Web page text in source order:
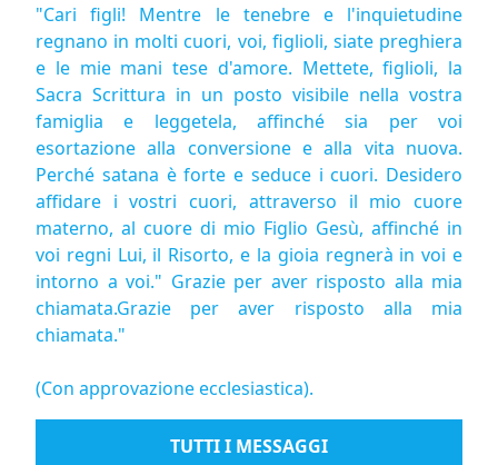
"Cari figli! Mentre le tenebre e l'inquietudine
regnano in molti cuori, voi, figlioli, siate preghiera
e le mie mani tese d'amore. Mettete, figlioli, la
Sacra Scrittura in un posto visibile nella vostra
famiglia e leggetela, affinché sia per voi
esortazione alla conversione e alla vita nuova.
Perché satana è forte e seduce i cuori. Desidero
affidare i vostri cuori, attraverso il mio cuore
materno, al cuore di mio Figlio Gesù, affinché in
voi regni Lui, il Risorto, e la gioia regnerà in voi e
intorno a voi." Grazie per aver risposto alla mia
chiamata.Grazie per aver risposto alla mia
chiamata."
(Con approvazione ecclesiastica).
TUTTI I MESSAGGI